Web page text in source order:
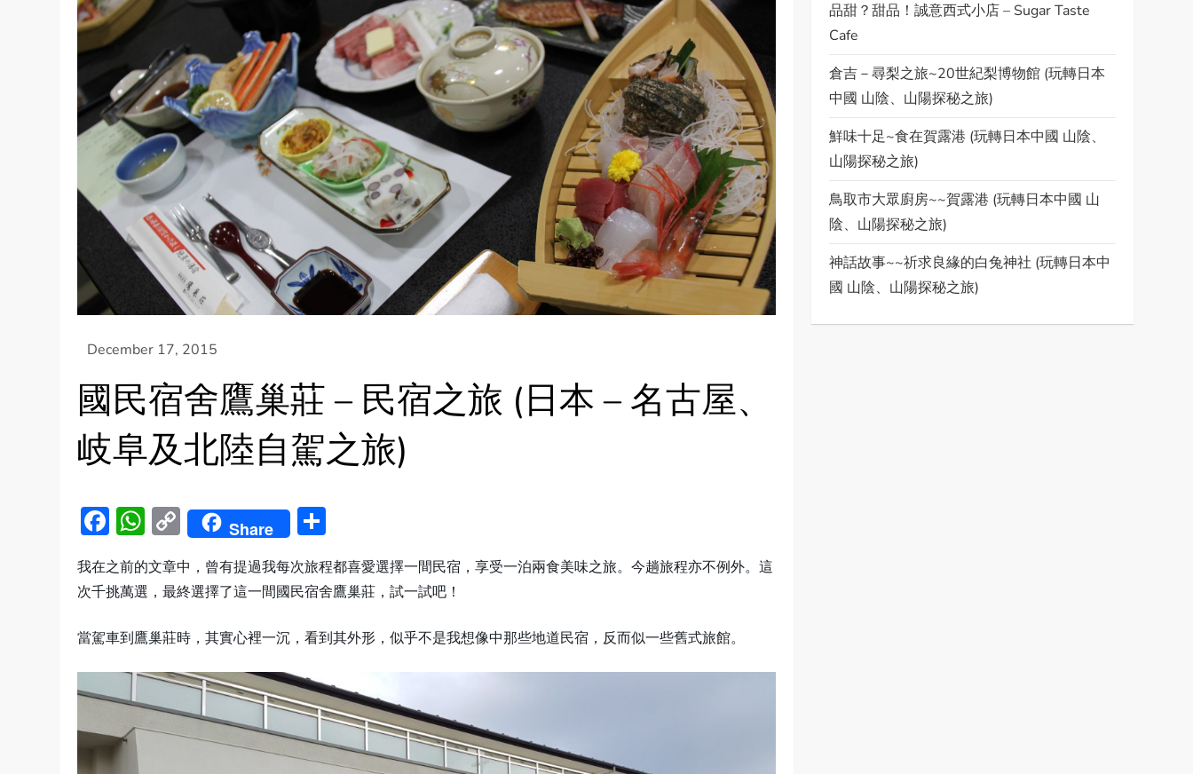
國民宿舍鷹巢莊 – 民宿之旅 (日本 – 名古屋、
岐阜及北陸自駕之旅)
Facebook
WhatsApp
Copy
Link
Share
我在之前的文章中，曾有提過我每次旅程都喜愛選擇一間民宿，享受一泊兩食美味之旅。今趟旅程亦不例外。這
次千挑萬選，最終選擇了這一間國民宿舍鷹巢莊，試一試吧！
當駕車到鷹巢莊時，其實心裡一沉，看到其外形，似乎不是我想像中那些地道民宿，反而似一些舊式旅館。
品甜？甜品！誠意西式小店 – Sugar Taste
Cafe
倉吉－尋梨之旅~20世紀梨博物館 (玩轉日本
中國 山陰、山陽探秘之旅)
鮮味十足~食在賀露港 (玩轉日本中國 山陰、
山陽探秘之旅)
鳥取市大眾廚房~~賀露港 (玩轉日本中國 山
陰、山陽探秘之旅)
神話故事~~祈求良緣的白兔神社 (玩轉日本中
國 山陰、山陽探秘之旅)